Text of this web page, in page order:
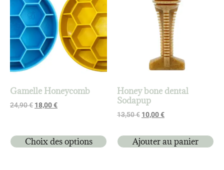
Gamelle Honeycomb
24,90€ 18,00€
Choix des options
Honey bone dental
Sodapup
13,50€ 10,00€
Ajouter au panier